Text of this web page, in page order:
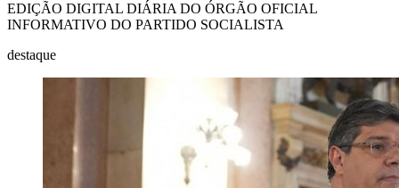
EDIÇÃO DIGITAL DIÁRIA DO ÓRGÃO OFICIAL
INFORMATIVO DO PARTIDO SOCIALISTA
destaque